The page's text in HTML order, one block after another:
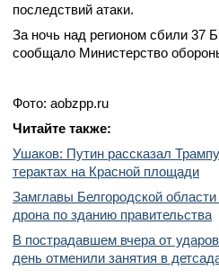
последствий атаки.
За ночь над регионом сбили 37
сообщало Министерство
Фото: aobzpp.ru
Читайте также:
Ушаков: Путин рассказал
терактах на Красной площади
Замглавы Белгородской
дрона по зданию правительства
В пострадавшем вчера от
день отменили занятия в